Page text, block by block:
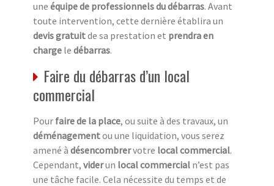
une équipe de professionnels du débarras. Avant
toute intervention, cette dernière établira un
devis gratuitde sa prestation et prendra en
charge le débarras.
Faire du débarras d’un local
commercial
Pour faire de la place, ou suite à des travaux, un
déménagementou une liquidation, vous serez
amené à désencombrervotre local commercial.
Cependant, viderun local commercial n’est pas
une tâche facile. Cela nécessite du temps et de